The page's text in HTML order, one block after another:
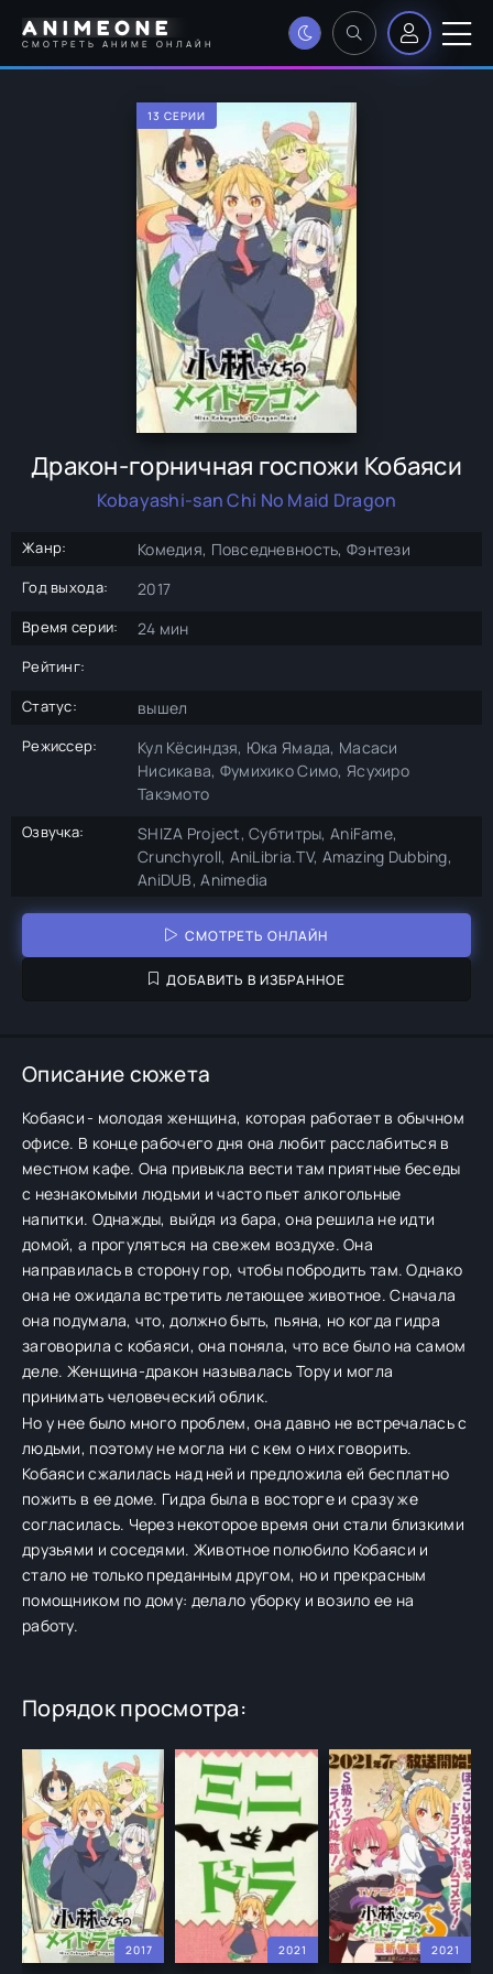
ANIMEONE
СМОТРЕТЬ АНИМЕ ОНЛАЙН
13 СЕРИИ
Дракон-горничная госпожи Кобаяси
Kobayashi-san Chi No Maid Dragon
Жанр: Комедия, Повседневность, Фэнтези
Год выхода: 2017
Время серии: 24 мин
Рейтинг:
Статус:
вышел
Режиссер:
Кул Кёсиндзя, Юка Ямада, Масаси
Нисикава, Фумихико Симо, Ясухиро
Такэмото
Озвучка:
SHIZA Project, Субтитры, AniFame,
Crunchyroll, AniLibria.TV, Amazing Dubbing,
AniDUB, Animedia
СМОТРЕТЬ ОНЛАЙН
ДОБАВИТЬ В ИЗБРАННОЕ
Описание сюжета
Кобаяси - молодая женщина, которая работает в обычном
офисе. В конце рабочего дня она любит расслабиться в
местном кафе. Она привыкла вести там приятные беседы
с незнакомыми людьми и часто пьет алкогольные
напитки. Однажды, выйдя из бара, она решила не идти
домой, а прогуляться на свежем воздухе. Она
направилась в сторону гор, чтобы побродить там. Однако
она не ожидала встретить летающее животное. Сначала
она подумала, что, должно быть, пьяна, но когда гидра
заговорила с кобаяси, она поняла, что все было на самом
деле. Женщина-дракон называлась Тору и могла
принимать человеческий облик.
Но у нее было много проблем, она давно не встречалась с
людьми, поэтому не могла ни с кем о них говорить.
Кобаяси сжалилась над ней и предложила ей бесплатно
пожить в ее доме. Гидра была в восторге и сразу же
согласилась. Через некоторое время они стали близкими
друзьями и соседями. Животное полюбило Кобаяси и
стало не только преданным другом, но и прекрасным
помощником по дому: делало уборку и возило ее на
работу.
Порядок просмотра:
2017 2021 2021